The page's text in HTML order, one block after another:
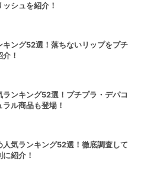
シュを紹介！
キング52選！落ちないリップをプチ
！
ンキング52選！プチプラ・デパコ
ル商品も登場！
人気ランキング52選！徹底調査して
紹介！